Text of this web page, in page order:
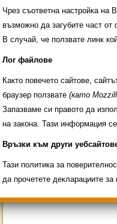
Свободни
ИНОВАЦИЯ
Чрез съответна настройка на
възможно да загубите част от
В случай, че ползвате линк
Лог файлове
Както повечето сайтове,
браузер ползвате (като
Запазваме си правото да
на закона. Тази информация
Връзки към други
Тази политика за
да прочетете декларациите